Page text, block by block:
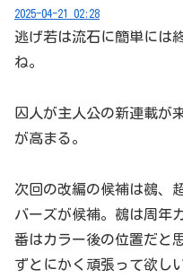
2025-04-21 02:28
逃げ若は流石に簡単には
ね。
囚人が主人公の新連載が
が高まる。
次回の改編の候補は鵺、
バーズが候補。鵺は周年
番はカラー後の位置だと
ずとにかく頑張って欲しい